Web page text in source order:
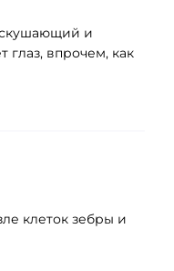
и
впрочем, как
клеток зебры и